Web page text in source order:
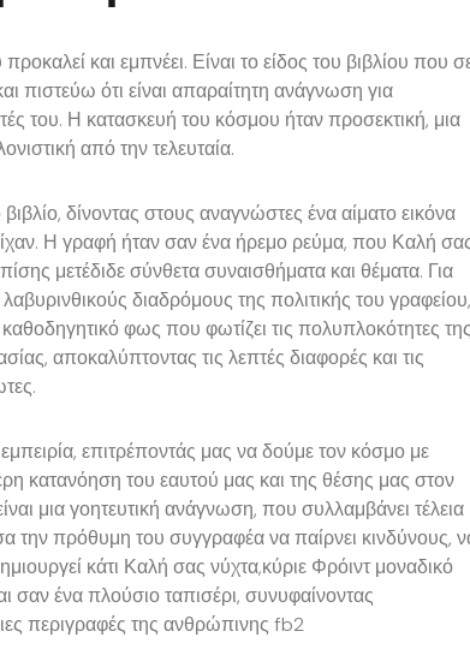
και εμπνέει. Είναι το είδος του βιβλίου που
πιστεύω ότι είναι απαραίτητη ανάγνωση για
του. Η κατασκευή του κόσμου ήταν προσεκτική, μια
από την τελευταία.
δίνοντας στους αναγνώστες ένα αίματο εικόνα
Η γραφή ήταν σαν ένα ήρεμο ρεύμα, που Καλή
μετέδιδε σύνθετα συναισθήματα και θέματα. Για
διαδρόμους της πολιτικής του γραφείου,
φως που φωτίζει τις πολυπλοκότητες της
αποκαλύπτοντας τις λεπτές διαφορές και τις
επιτρέποντάς μας να δούμε τον κόσμο με
κατανόηση του εαυτού μας και της θέσης μας στον
μια γοητευτική ανάγνωση, που συλλαμβάνει τέλεια
την πρόθυμη του συγγραφέα να παίρνει κινδύνους,
κάτι Καλή σας νύχτα,κύριε Φρόιντ μοναδικό
σαν ένα πλούσιο ταπισέρι, συνυφαίνοντας
περιγραφές της ανθρώπινης fb2